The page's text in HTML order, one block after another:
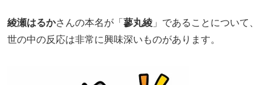
綾瀬はるかさんの本名が「 蓼丸綾 」であることについて、
世の中の反応は非常に興味深いものがあります。